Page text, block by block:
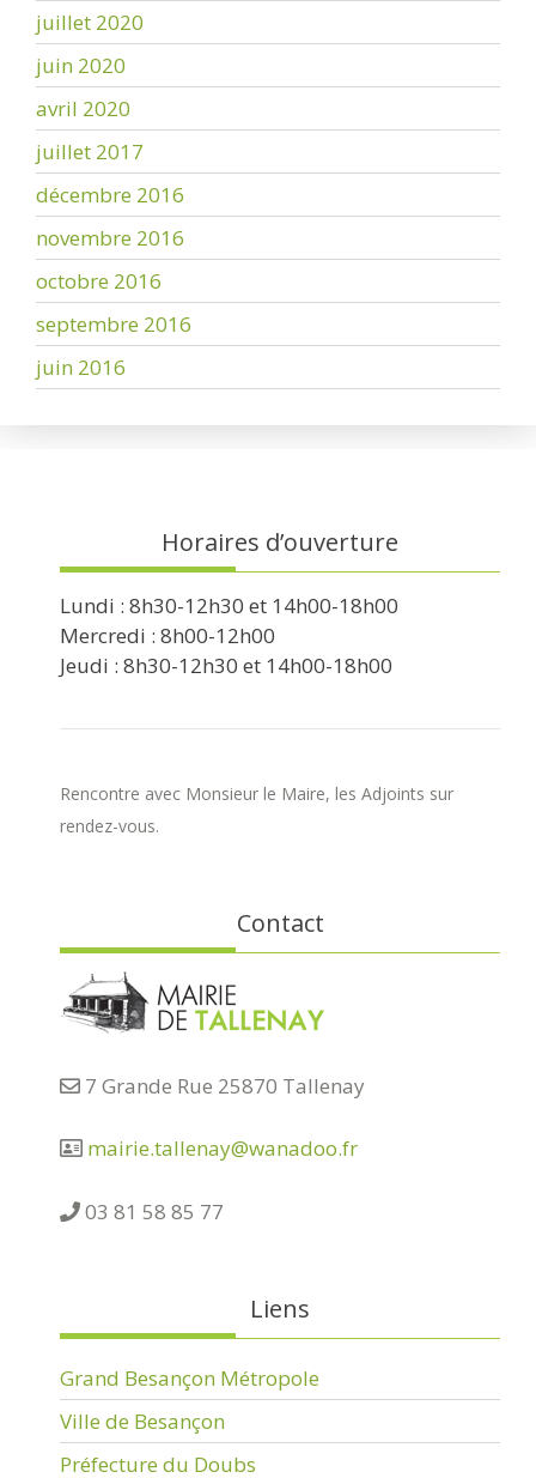
juillet 2020
juin 2020
avril 2020
juillet 2017
décembre 2016
novembre 2016
octobre 2016
septembre 2016
juin 2016
Horaires d’ouverture
Lundi : 8h30-12h30 et 14h00-18h00
Mercredi : 8h00-12h00
Jeudi : 8h30-12h30 et 14h00-18h00
Rencontre avec Monsieur le Maire, les Adjoints sur
rendez-vous.
Contact
7 Grande Rue 25870 Tallenay
mairie.tallenay@wanadoo.fr
03 81 58 85 77
Liens
Grand Besançon Métropole
Ville de Besançon
Préfecture du Doubs